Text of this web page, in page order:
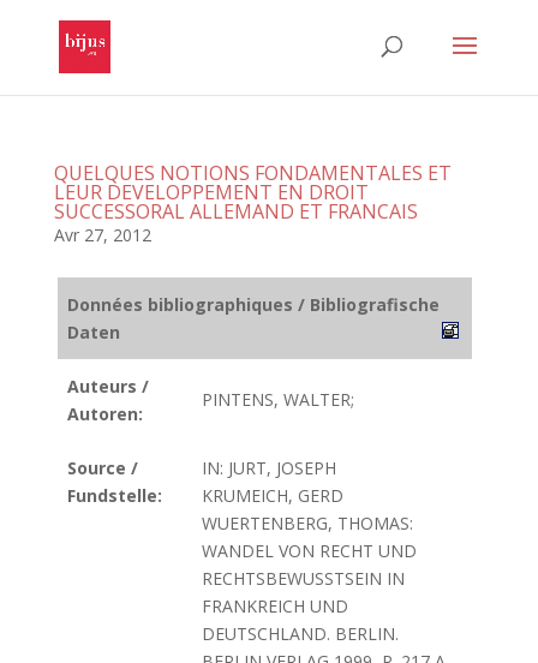
QUELQUES NOTIONS FONDAMENTALES ET
LEUR DEVELOPPEMENT EN DROIT
SUCCESSORAL ALLEMAND ET FRANCAIS
Avr 27, 2012
Données bibliographiques / Bibliografische
Daten
Auteurs /
Autoren:
PINTENS, WALTER;
Source /
Fundstelle:
IN: JURT, JOSEPH
KRUMEICH, GERD
WUERTENBERG, THOMAS:
WANDEL VON RECHT UND
RECHTSBEWUSSTSEIN IN
FRANKREICH UND
DEUTSCHLAND. BERLIN.